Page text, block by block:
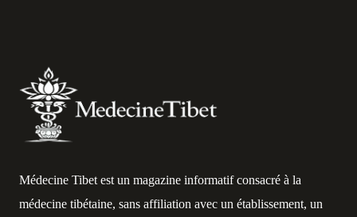
Médecine Tibet est un magazine informatif consacré à la
médecine tibétaine, sans affiliation avec un établissement, un